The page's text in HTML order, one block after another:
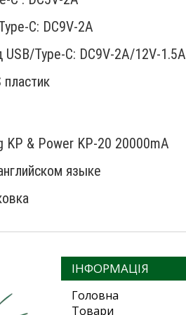
C: DC9V-2A
Type-C: DC9V-2A/12V-1.5A
KP & Power KP-20 20000mA
языке
ІНФОРМАЦІЯ
Головна
Товари